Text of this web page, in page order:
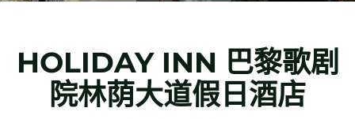
HOLIDAY INN 巴黎歌剧
院林荫大道假日酒店